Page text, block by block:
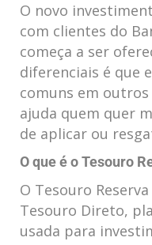
O novo
com clientes do
começa a ser
diferenciais é que
comuns em
ajuda quem quer
de aplicar ou
O que é o Tesouro
O Tesouro
Tesouro Direto,
usada para